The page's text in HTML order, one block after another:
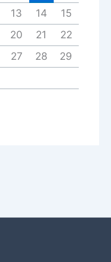
13 14
15
20 21
22
27 28
29